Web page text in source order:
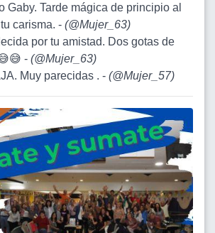
Gaby. Tarde mágica de principio al
carisma. - (@Mujer_63)
por tu amistad. Dos gotas de
- (@Mujer_63)
Muy parecidas . - (@Mujer_57)